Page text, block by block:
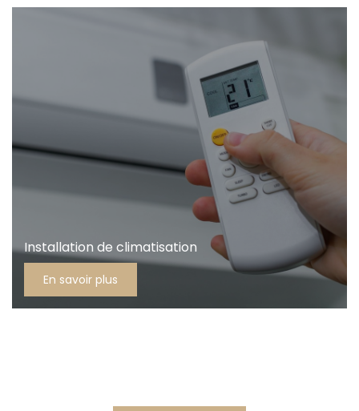
Installation de climatisation
En savoir plus